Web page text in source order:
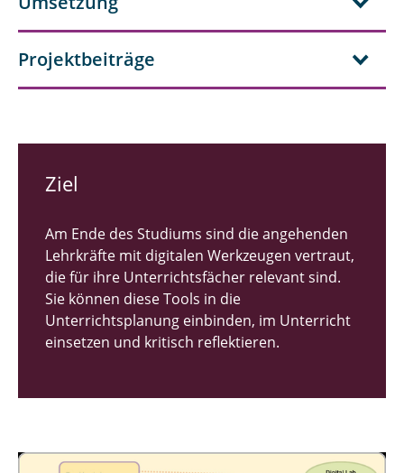
Projektbeiträge
Ziel
Am Ende des Studiums sind die angehenden
Lehrkräfte mit digitalen Werkzeugen vertraut,
die für ihre Unterrichtsfächer relevant sind.
Sie können diese Tools in die
Unterrichtsplanung einbinden, im Unterricht
einsetzen und kritisch reflektieren.